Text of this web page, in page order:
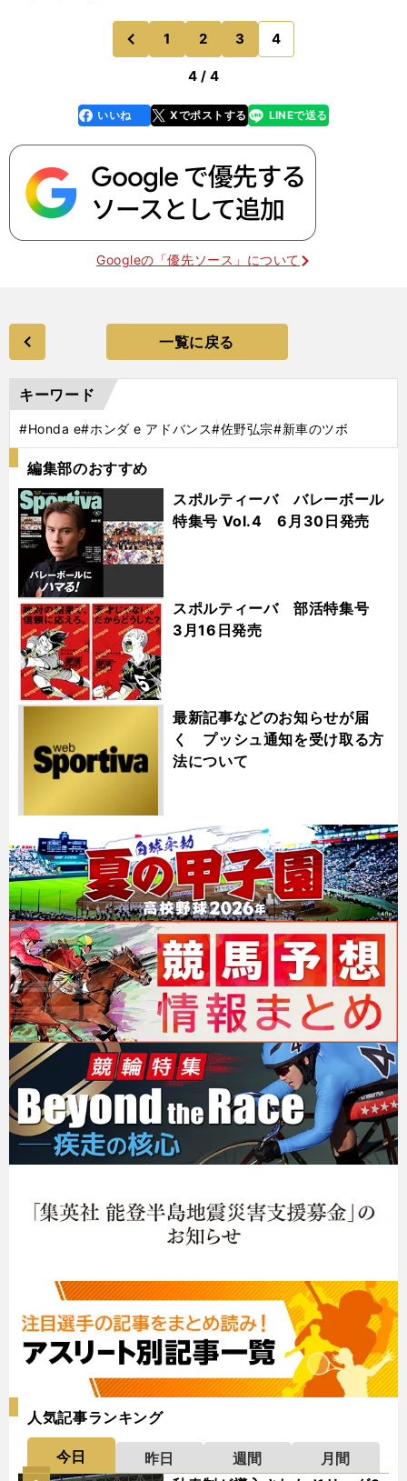
前
のページへ
1 2 3 4
4 / 4
faceboo
k
いいね Xでポストする
line LINEで送る
Googleの「優先ソース」について
一覧に戻る
キーワード
#Honda e#ホンダ e アドバンス#佐野弘宗#新車のツボ
編集部のおすすめ
スポルティーバ バレーボール
特集号 Vol.4 6月30日発売
スポルティーバ 部活特集号
3月16日発売
最新記事などのお知らせが届
く プッシュ通知を受け取る方
法について
人気記事ランキング
今日 昨日 週間
月間